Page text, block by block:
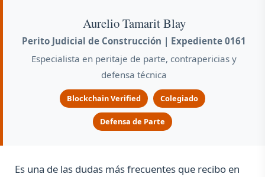
Aurelio Tamarit Blay
Perito Judicial de Construcción | Expediente 0161
Especialista en peritaje de parte, contrapericias y
defensa técnica
Blockchain Verified Colegiado
Defensa de Parte
Es una de las dudas más frecuentes que recibo en